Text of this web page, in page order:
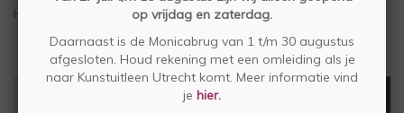
Help mee voor € 4,50 per maand
op vrijdag en zaterdag.
Daarnaast is de Monicabrug van 1 t/m 30 augustus
afgesloten. Houd rekening met een omleiding als je
naar Kunstuitleen Utrecht komt. Meer informatie vind
je hier.